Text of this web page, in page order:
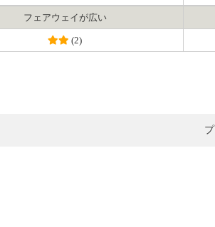
フェアウェイ が広い
(2)